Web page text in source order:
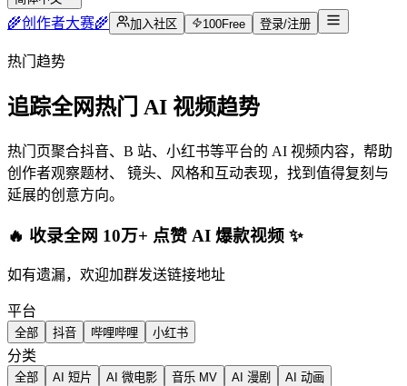
🌾创作者大赛🌾 加入社区 100Free 登录/注册
热门趋势
追踪全网热门 AI 视频趋势
热门页聚合抖音、B 站、小红书等平台的 AI 视频内容，帮助
创作者观察题材、 镜头、风格和互动表现，找到值得复刻与
延展的创意方向。
🔥 收录全网 10万+ 点赞 AI 爆款视频 ✨
如有遗漏，欢迎加群发送链接地址
平台
全部 抖音 哔哩哔哩 小红书
分类
全部 AI 短片 AI 微电影 音乐 MV AI 漫剧
AI 动画